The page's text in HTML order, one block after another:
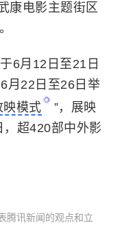
康电影主题街区
6月12日至21日
月22日至26日举
映模式
”，展映
超420部中外影
腾讯新闻的观点和立